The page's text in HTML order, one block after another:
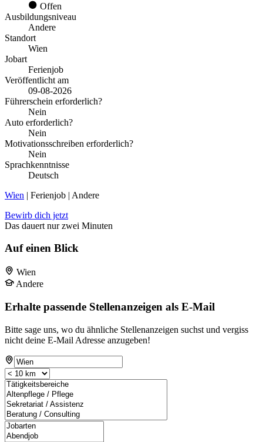
Offen
Ausbildungsniveau
Andere
Standort
Wien
Jobart
Ferienjob
Veröffentlicht am
09-08-2026
Führerschein erforderlich?
Nein
Auto erforderlich?
Nein
Motivationsschreiben erforderlich?
Nein
Sprachkenntnisse
Deutsch
Wien | Ferienjob | Andere
Bewirb dich jetzt
Das dauert nur zwei Minuten
Auf einen Blick
Wien
Andere
Erhalte passende Stellenanzeigen als E-Mail
Bitte sage uns, wo du ähnliche Stellenanzeigen suchst und vergiss
nicht deine E-Mail Adresse anzugeben!